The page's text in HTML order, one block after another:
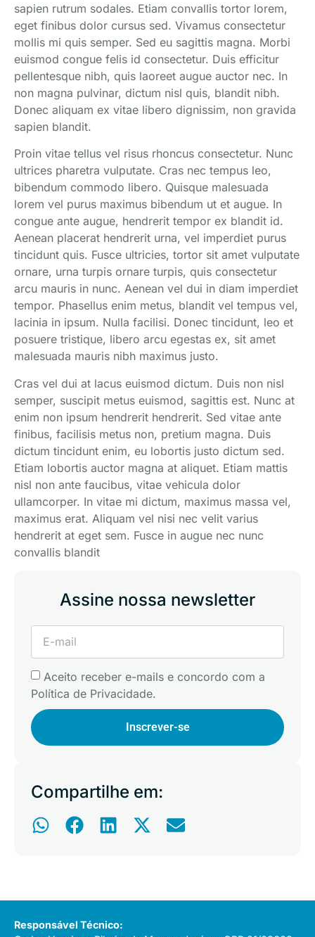
sapien rutrum sodales. Etiam convallis tortor lorem,
eget finibus dolor cursus sed. Vivamus consectetur
mollis mi quis semper. Sed eu sagittis magna. Morbi
euismod congue felis id consectetur. Duis efficitur
pellentesque nibh, quis laoreet augue auctor nec. In
non magna pulvinar, dictum nisl quis, blandit nibh.
Donec aliquam ex vitae libero dignissim, non gravida
sapien blandit.
Proin vitae tellus vel risus rhoncus consectetur. Nunc
ultrices pharetra vulputate. Cras nec tempus leo,
bibendum commodo libero. Quisque malesuada
lorem vel purus maximus bibendum ut et augue. In
congue ante augue, hendrerit tempor ex blandit id.
Aenean placerat hendrerit urna, vel imperdiet purus
tincidunt quis. Fusce ultricies, tortor sit amet vulputate
ornare, urna turpis ornare turpis, quis consectetur
arcu mauris in nunc. Aenean vel dui in diam imperdiet
tempor. Phasellus enim metus, blandit vel tempus vel,
lacinia in ipsum. Nulla facilisi. Donec tincidunt, leo et
posuere tristique, libero arcu egestas ex, sit amet
malesuada mauris nibh maximus justo.
Cras vel dui at lacus euismod dictum. Duis non nisl
semper, suscipit metus euismod, sagittis est. Nunc at
enim non ipsum hendrerit hendrerit. Sed vitae ante
finibus, facilisis metus non, pretium magna. Duis
dictum tincidunt enim, eu lobortis justo dictum sed.
Etiam lobortis auctor magna at aliquet. Etiam mattis
nisl non ante faucibus, vitae vehicula dolor
ullamcorper. In vitae mi dictum, maximus massa vel,
maximus erat. Aliquam vel nisi nec velit varius
hendrerit at eget sem. Fusce in augue nec nunc
convallis blandit
Assine nossa newsletter
Aceito receber e-mails e concordo com a
Política de Privacidade.
Inscrever-se
Responsável Técnico: